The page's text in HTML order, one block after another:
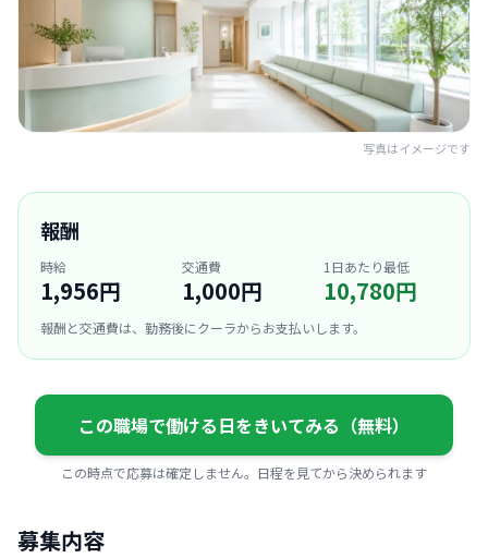
写真はイメージです
報酬
時給
1,956円
交通費
1,000円
1日あたり最低
10,780円
報酬と交通費は、勤務後にクーラからお支払いします。
この職場で働ける日をきいてみる（無料）
この時点で応募は確定しません。日程を見てから決められます
募集内容